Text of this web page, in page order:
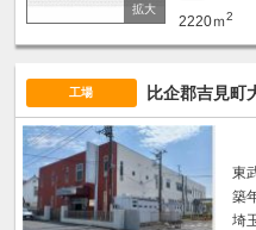
2220ｍ2
工場 比企郡吉見町
東
築
埼